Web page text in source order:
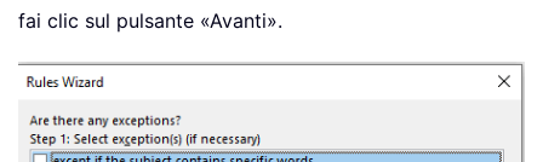
fai clic sul pulsante «Avanti».